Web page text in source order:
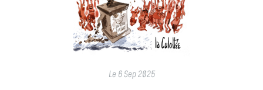
Le 6 Sep 2025